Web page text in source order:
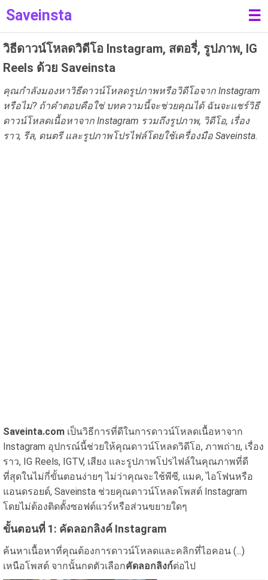
Saveinsta ☰
วิธีดาวน์โหลดวิดีโอ Instagram, สตอรี่, รูปภาพ, IG
Reels ด้วย Saveinsta
คุณกำลังมองหาวิธีดาวน์โหลดรูปภาพหรือวิดีโอจาก Instagram
หรือไม่? ถ้าคำตอบคือใช่ บทความนี้จะช่วยคุณได้ ฉันจะแชร์วิธี
ดาวน์โหลดเนื้อหาจาก Instagram รวมถึงรูปภาพ, วิดีโอ, เรื่อง
ราว, รีล, ดนตรี และรูปภาพโปรไฟล์โดยใช้เครื่องมือ Saveinsta.
Saveinta.com เป็นวิธีการที่ดีในการดาวน์โหลดเนื้อหาจาก
Instagram อุปกรณ์นี้ช่วยให้คุณดาวน์โหลดวิดีโอ, ภาพถ่าย, เรื่อง
ราว, IG Reels, IGTV, เสียง และรูปภาพโปรไฟล์ในคุณภาพที่ดี
ที่สุดในไม่กี่ขั้นตอนง่ายๆ ไม่ว่าคุณจะใช้พีซี, แมค, ไอโฟนหรือ
แอนดรอยด์, Saveinsta ช่วยคุณดาวน์โหลดโพสต์ Instagram
โดยไม่ต้องติดตั้งซอฟต์แวร์หรือส่วนขยายใดๆ
ขั้นตอนที่ 1: คัดลอกลิงค์ Instagram
ค้นหาเนื้อหาที่คุณต้องการดาวน์โหลดและคลิกที่ไอคอน (...)
เหนือโพสต์ จากนั้นกดตัวเลือกคัดลอกลิงก์ต่อไป